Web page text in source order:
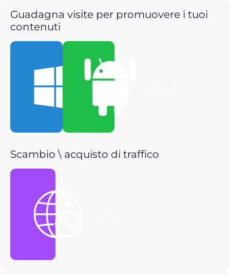
Guadagna visite per promuovere i tuoi
contenuti
Scarica per
Scambio \ acquisto di traffico